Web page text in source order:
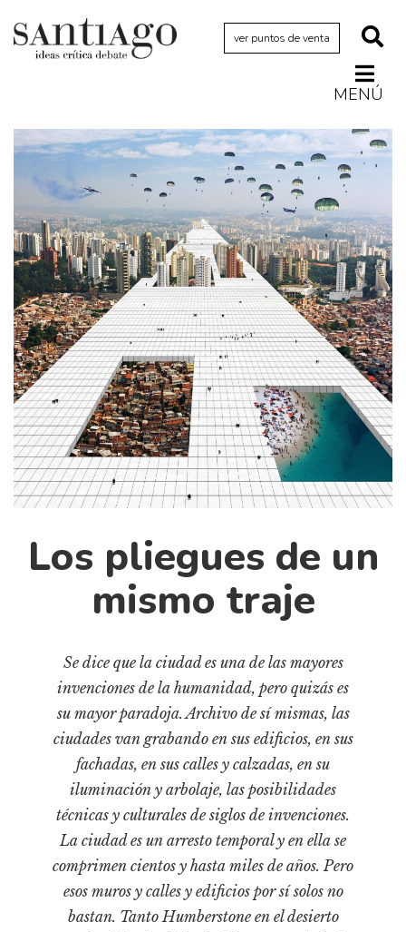
ver puntos de venta
MENÚ
Actualidad
Arquetipos de situación
Artes visuales
Ciencia
Cine y televisión
Ciudad
Cómics
Críticas
Cultura
Diccionario portátil de la literatura chilena
Documentos
Fragmentos
Historia
Historia material de los libros
Lagunas mentales
Libros usados
Literatura
Medioambiente
Narrativas visuales
Pensamiento
Pensamiento ilustrado
Personaje
Personajes secundarios
Los pliegues de un
mismo traje
Se dice que la ciudad es una de las mayores
invenciones de la humanidad, pero quizás es
su mayor paradoja. Archivo de sí mismas, las
ciudades van grabando en sus edificios, en sus
fachadas, en sus calles y calzadas, en su
iluminación y arbolaje, las posibilidades
técnicas y culturales de siglos de invenciones.
La ciudad es un arresto temporal y en ella se
comprimen cientos y hasta miles de años. Pero
esos muros y calles y edificios por sí solos no
bastan. Tanto Humberstone en el desierto